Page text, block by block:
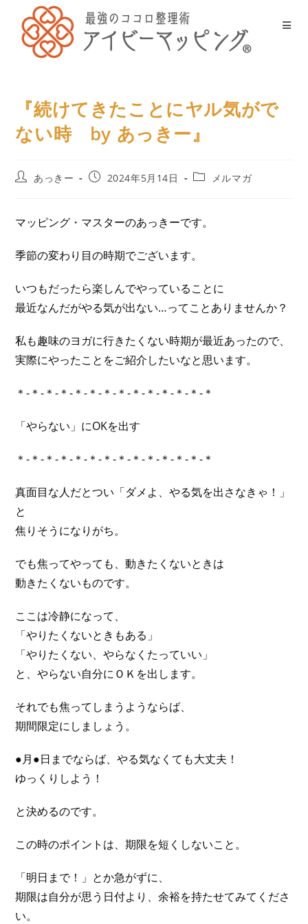
『続けてきたことにヤル気がで
ない時 by あっきー』
あっきー 2024年5月14日 メルマガ
マッピング・マスターのあっきーです。
季節の変わり目の時期でございます。
いつもだったら楽しんでやっていることに
最近なんだがやる気が出ない…ってことありませんか？
私も趣味のヨガに行きたくない時期が最近あったので、
実際にやったことをご紹介したいなと思います。
＊-＊-＊-＊-＊-＊-＊-＊-＊-＊-＊-＊-＊-＊
「やらない」にOKを出す
＊-＊-＊-＊-＊-＊-＊-＊-＊-＊-＊-＊-＊-＊
真面目な人だとつい「ダメよ、やる気を出さなきゃ！」
と
焦りそうになりがち。
でも焦ってやっても、動きたくないときは
動きたくないものです。
ここは冷静になって、
「やりたくないときもある」
「やりたくない、やらなくたっていい」
と、やらない自分にＯＫを出します。
それでも焦ってしまうようならば、
期間限定にしましょう。
●月●日までならば、やる気なくても大丈夫！
ゆっくりしよう！
と決めるのです。
この時のポイントは、期限を短くしないこと。
「明日まで！」とか急がずに、
期限は自分が思う日付より、余裕を持たせてみてくださ
い。